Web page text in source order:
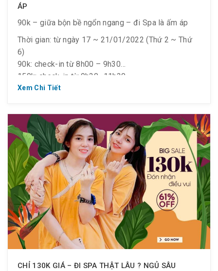
ÁP
90k – giữa bộn bề ngổn ngang – đi Spa là ấm áp
Thời gian: từ ngày 17 ~ 21/01/2022 (Thứ 2 ~ Thứ
6)
90k: check-in từ 8h00 – 9h30
150k: check-in từ 9h30 -11h30
Điều kiện áp dụng :
– #Like & #Follow Fanpage & #Share bài viết công
khai.
Xem Chi Tiết
CHỈ 130K GIÁ – ĐI SPA THẬT LÂU ? NGỦ SÂU